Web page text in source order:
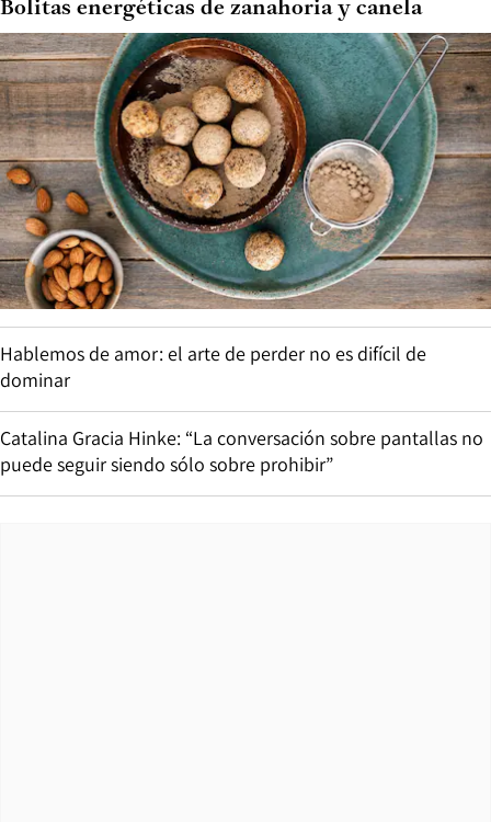
Bolitas energéticas de zanahoria y canela
Hablemos de amor: el arte de perder no es difícil de
dominar
Catalina Gracia Hinke: “La conversación sobre pantallas no
puede seguir siendo sólo sobre prohibir”